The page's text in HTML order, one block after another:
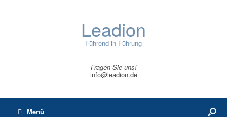
Leadion
Führend in Führung
Fragen Sie uns!
info@leadion.de
Menü